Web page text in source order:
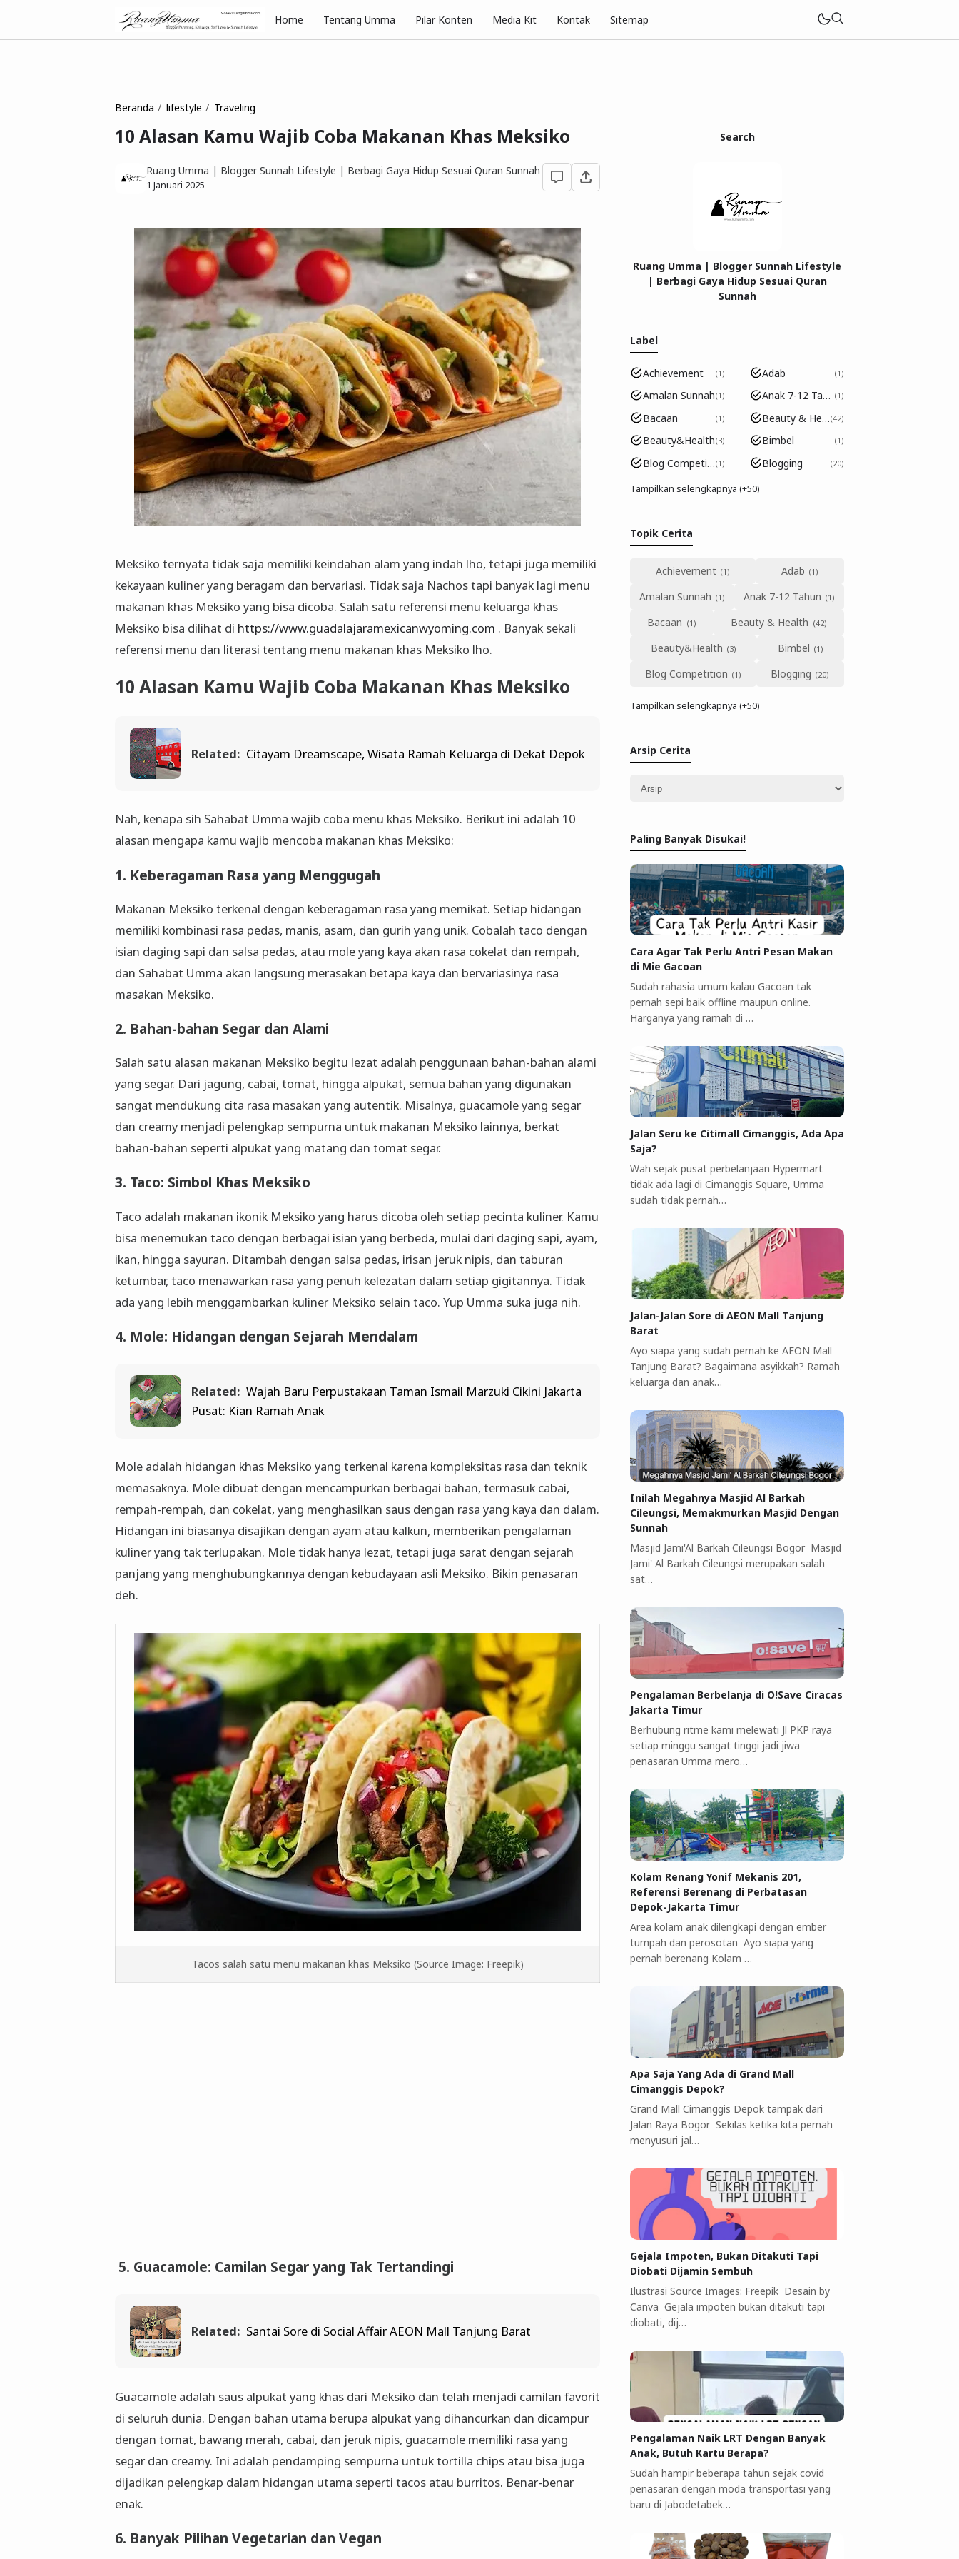
Home Tentang Umma Pilar Konten Media Kit Kontak Sitemap
Beranda lifestyle Traveling
10 Alasan Kamu Wajib Coba Makanan Khas Meksiko
Ruang Umma | Blogger Sunnah Lifestyle | Berbagi Gaya Hidup Sesuai Quran Sunnah
1 Januari 2025
Meksiko ternyata tidak saja memiliki keindahan alam yang indah lho, tetapi juga memiliki
kekayaan kuliner yang beragam dan bervariasi. Tidak saja Nachos tapi banyak lagi menu
makanan khas Meksiko yang bisa dicoba. Salah satu referensi menu keluarga khas
Meksiko bisa dilihat di https://www.guadalajaramexicanwyoming.com . Banyak sekali
referensi menu dan literasi tentang menu makanan khas Meksiko lho.
10 Alasan Kamu Wajib Coba Makanan Khas Meksiko
Related: Citayam Dreamscape, Wisata Ramah Keluarga di Dekat Depok
Nah, kenapa sih Sahabat Umma wajib coba menu khas Meksiko. Berikut ini adalah 10
alasan mengapa kamu wajib mencoba makanan khas Meksiko:
1. Keberagaman Rasa yang Menggugah
Makanan Meksiko terkenal dengan keberagaman rasa yang memikat. Setiap hidangan
memiliki kombinasi rasa pedas, manis, asam, dan gurih yang unik. Cobalah taco dengan
isian daging sapi dan salsa pedas, atau mole yang kaya akan rasa cokelat dan rempah,
dan Sahabat Umma akan langsung merasakan betapa kaya dan bervariasinya rasa
masakan Meksiko.
2. Bahan-bahan Segar dan Alami
Salah satu alasan makanan Meksiko begitu lezat adalah penggunaan bahan-bahan alami
yang segar. Dari jagung, cabai, tomat, hingga alpukat, semua bahan yang digunakan
sangat mendukung cita rasa masakan yang autentik. Misalnya, guacamole yang segar
dan creamy menjadi pelengkap sempurna untuk makanan Meksiko lainnya, berkat
bahan-bahan seperti alpukat yang matang dan tomat segar.
3. Taco: Simbol Khas Meksiko
Taco adalah makanan ikonik Meksiko yang harus dicoba oleh setiap pecinta kuliner. Kamu
bisa menemukan taco dengan berbagai isian yang berbeda, mulai dari daging sapi, ayam,
ikan, hingga sayuran. Ditambah dengan salsa pedas, irisan jeruk nipis, dan taburan
ketumbar, taco menawarkan rasa yang penuh kelezatan dalam setiap gigitannya. Tidak
ada yang lebih menggambarkan kuliner Meksiko selain taco. Yup Umma suka juga nih.
4. Mole: Hidangan dengan Sejarah Mendalam
Related: Wajah Baru Perpustakaan Taman Ismail Marzuki Cikini Jakarta
Pusat: Kian Ramah Anak
Mole adalah hidangan khas Meksiko yang terkenal karena kompleksitas rasa dan teknik
memasaknya. Mole dibuat dengan mencampurkan berbagai bahan, termasuk cabai,
rempah-rempah, dan cokelat, yang menghasilkan saus dengan rasa yang kaya dan dalam.
Hidangan ini biasanya disajikan dengan ayam atau kalkun, memberikan pengalaman
kuliner yang tak terlupakan. Mole tidak hanya lezat, tetapi juga sarat dengan sejarah
panjang yang menghubungkannya dengan kebudayaan asli Meksiko. Bikin penasaran
deh.
Tacos salah satu menu makanan khas Meksiko (Source Image: Freepik)
5. Guacamole: Camilan Segar yang Tak Tertandingi
Related: Santai Sore di Social Affair AEON Mall Tanjung Barat
Guacamole adalah saus alpukat yang khas dari Meksiko dan telah menjadi camilan favorit
di seluruh dunia. Dengan bahan utama berupa alpukat yang dihancurkan dan dicampur
dengan tomat, bawang merah, cabai, dan jeruk nipis, guacamole memiliki rasa yang
segar dan creamy. Ini adalah pendamping sempurna untuk tortilla chips atau bisa juga
dijadikan pelengkap dalam hidangan utama seperti tacos atau burritos. Benar-benar
enak.
6. Banyak Pilihan Vegetarian dan Vegan
Search
Ruang Umma | Blogger Sunnah Lifestyle
| Berbagi Gaya Hidup Sesuai Quran
Sunnah
Label
Achievement 1 Adab 1
Amalan Sunnah 1 Anak 7-12 Tahun 1
Bacaan 1 Beauty & Health 42
Beauty&Health 3 Bimbel 1
Blog Competition 1 Blogging 20
Tampilkan selengkapnya (+50)
Topik Cerita
Achievement
Adab
Amalan Sunnah
Anak 7-12 Tahun
Bacaan
Beauty & Health
Beauty&Health
Bimbel
Blog Competition
Blogging
Tampilkan selengkapnya (+50)
Arsip Cerita
Paling Banyak Disukai!
Cara Agar Tak Perlu Antri Pesan Makan
di Mie Gacoan
Sudah rahasia umum kalau Gacoan tak
pernah sepi baik offline maupun online.
Harganya yang ramah di …
Jalan Seru ke Citimall Cimanggis, Ada Apa
Saja?
Wah sejak pusat perbelanjaan Hypermart
tidak ada lagi di Cimanggis Square, Umma
sudah tidak pernah…
Jalan-Jalan Sore di AEON Mall Tanjung
Barat
Ayo siapa yang sudah pernah ke AEON Mall
Tanjung Barat? Bagaimana asyikkah? Ramah
keluarga dan anak…
Inilah Megahnya Masjid Al Barkah
Cileungsi, Memakmurkan Masjid Dengan
Sunnah
Masjid Jami'Al Barkah Cileungsi Bogor Masjid
Jami' Al Barkah Cileungsi merupakan salah
sat…
Pengalaman Berbelanja di O!Save Ciracas
Jakarta Timur
Berhubung ritme kami melewati Jl PKP raya
setiap minggu sangat tinggi jadi jiwa
penasaran Umma mero…
Kolam Renang Yonif Mekanis 201,
Referensi Berenang di Perbatasan
Depok-Jakarta Timur
Area kolam anak dilengkapi dengan ember
tumpah dan perosotan Ayo siapa yang
pernah berenang Kolam …
Apa Saja Yang Ada di Grand Mall
Cimanggis Depok?
Grand Mall Cimanggis Depok tampak dari
Jalan Raya Bogor Sekilas ketika kita pernah
menyusuri jal…
Gejala Impoten, Bukan Ditakuti Tapi
Diobati Dijamin Sembuh
Ilustrasi Source Images: Freepik Desain by
Canva Gejala impoten bukan ditakuti tapi
diobati, dij…
Pengalaman Naik LRT Dengan Banyak
Anak, Butuh Kartu Berapa?
Sudah hampir beberapa tahun sejak covid
penasaran dengan moda transportasi yang
baru di Jabodetabek…